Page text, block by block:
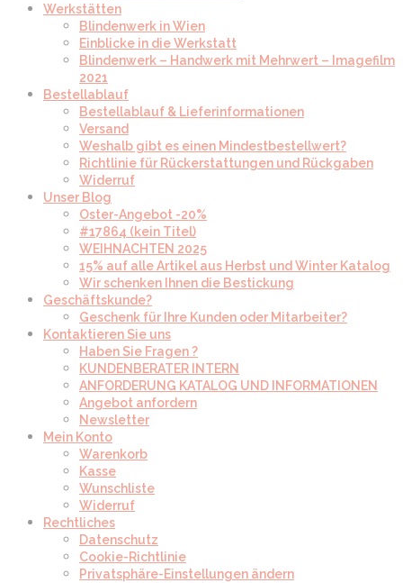
Werkstätten
Blindenwerk in Wien
Einblicke in die Werkstatt
Blindenwerk – Handwerk mit Mehrwert – Imagefilm
2021
Bestellablauf
Bestellablauf & Lieferinformationen
Versand
Weshalb gibt es einen Mindestbestellwert?
Richtlinie für Rückerstattungen und Rückgaben
Widerruf
Unser Blog
Oster-Angebot -20%
#17864 (kein Titel)
WEIHNACHTEN 2025
15% auf alle Artikel aus Herbst und Winter Katalog
Wir schenken Ihnen die Bestickung
Geschäftskunde?
Geschenk für Ihre Kunden oder Mitarbeiter?
Kontaktieren Sie uns
Haben Sie Fragen ?
KUNDENBERATER INTERN
ANFORDERUNG KATALOG UND INFORMATIONEN
Angebot anfordern
Newsletter
Mein Konto
Warenkorb
Kasse
Wunschliste
Widerruf
Rechtliches
Datenschutz
Cookie-Richtlinie
Privatsphäre-Einstellungen ändern